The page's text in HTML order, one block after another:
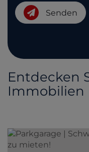
Senden
Entdecken
Immobilien